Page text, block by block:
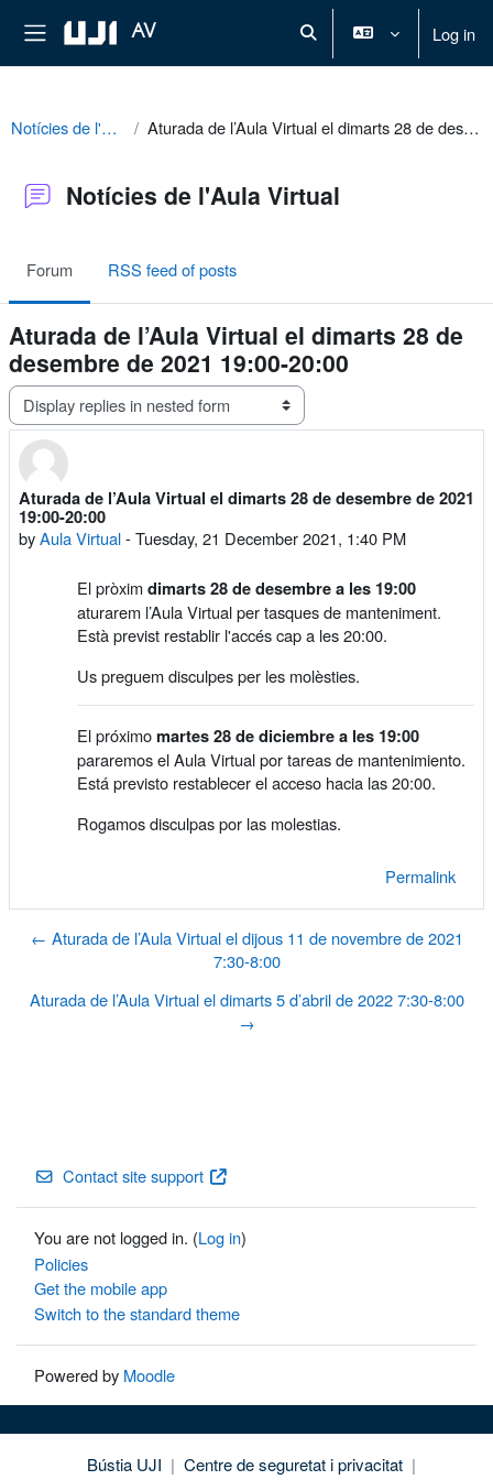
Side panel
AV Toggle search inputLog in
Notícies de l'Aula Virtual Aturada de l’Aula Virtual el dimarts 28 de desembre de 2021 19:00-20:00
Notícies de l'Aula Virtual
Forum RSS feed of posts
Aturada de l’Aula Virtual el dimarts 28 de
desembre de 2021 19:00-20:00
Display mode
Aturada de l’Aula Virtual el dimarts 28 de desembre de 2021
19:00-20:00
byAula Virtual-Tuesday, 21 December 2021, 1:40 PM
Number of replies: 0
El pròximdimarts 28 de desembre a les 19:00
aturarem l’Aula Virtual per tasques de manteniment.
Està previst restablir l'accés cap a les 20:00.
Us preguem disculpes per les molèsties.
El próximomartes 28 de diciembre a les 19:00
pararemos el Aula Virtual por tareas de mantenimiento.
Está previsto restablecer el acceso hacia las 20:00.
Rogamos disculpas por las molestias.
Permalink
← Aturada de l’Aula Virtual el dijous 11 de novembre de 2021
7:30-8:00
Aturada de l’Aula Virtual el dimarts 5 d’abril de 2022 7:30-8:00
→
Contact site support
You are not logged in. (Log in)
Policies
Get the mobile app
Switch to the standard theme
Powered by Moodle
Bústia UJI | Centre de seguretat i privacitat |